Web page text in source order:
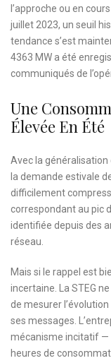
l’approche ou en
juillet 2023, un seuil
tendance s’est
4363 MW a été
communiqués de
Une
Élevée En Été
Avec la
la demande estivale
difficilement
correspondant au pic
identifiée depuis des
réseau.
Mais si le rappel est
incertaine. La STEG
de mesurer
ses messages.
mécanisme incitatif —
heures de